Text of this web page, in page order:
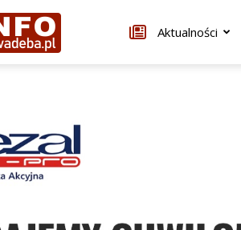
Infonowadeba.pl Aktualności